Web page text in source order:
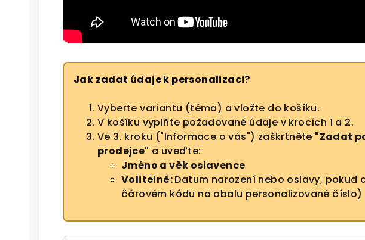
Jak zadat údaje k personalizaci?
Vyberte variantu (téma) a vložte do košíku.
V košíku vyplňte požadované údaje v krocích 1 a 2.
Ve 3. kroku ("Informace o vás") zaškrtněte "Zadat
prodejce" a uveďte:
Jméno a věk oslavence
Volitelně:Datum narození nebo oslavy, pokud
čárovém kódu na obalu personalizované číslo)